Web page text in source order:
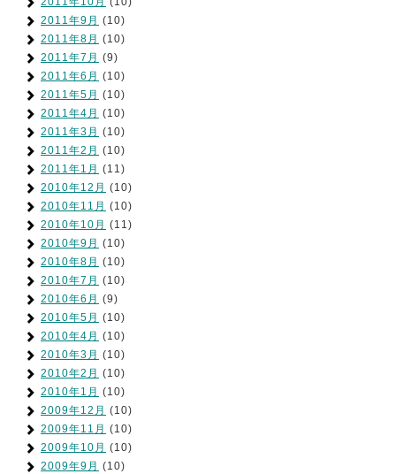
2011年9月 (10)
2011年8月 (10)
2011年7月 (9)
2011年6月 (10)
2011年5月 (10)
2011年4月 (10)
2011年3月 (10)
2011年2月 (10)
2011年1月 (11)
2010年12月 (10)
2010年11月 (10)
2010年10月 (11)
2010年9月 (10)
2010年8月 (10)
2010年7月 (10)
2010年6月 (9)
2010年5月 (10)
2010年4月 (10)
2010年3月 (10)
2010年2月 (10)
2010年1月 (10)
2009年12月 (10)
2009年11月 (10)
2009年10月 (10)
2009年9月 (10)